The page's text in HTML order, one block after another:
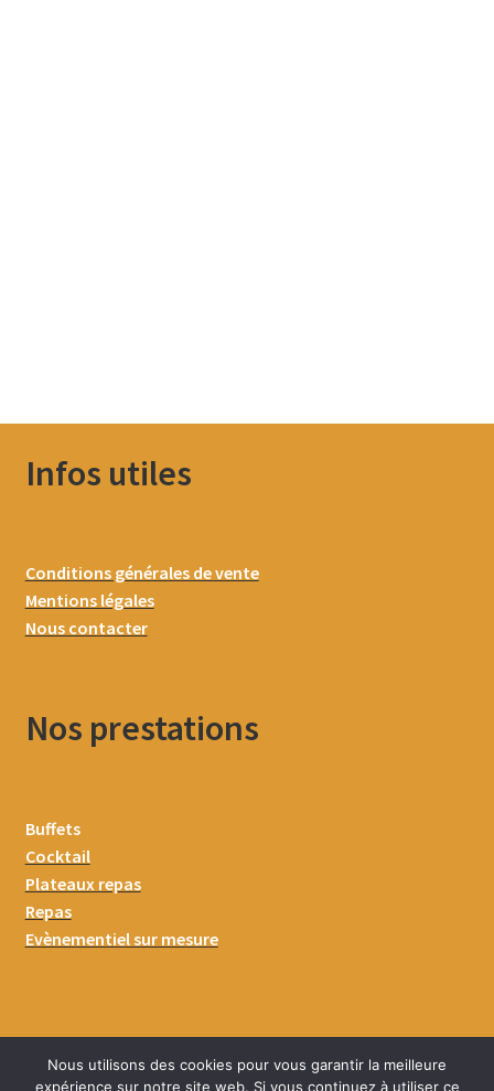
Infos utiles
Conditions générales de vente
Mentions légales
Nous contacter
Nos prestations
Buffets
Cocktail
Plateaux repas
Repas
Evènementiel sur mesure
Nous utilisons des cookies pour vous garantir la meilleure
expérience sur notre site web. Si vous continuez à utiliser ce